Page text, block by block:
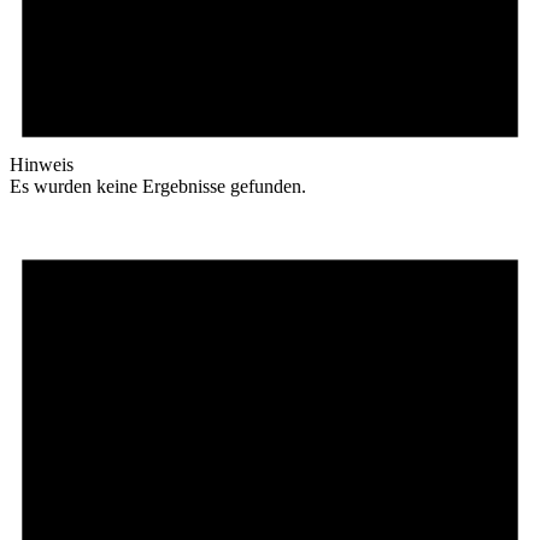
Hinweis
Es wurden keine Ergebnisse gefunden.